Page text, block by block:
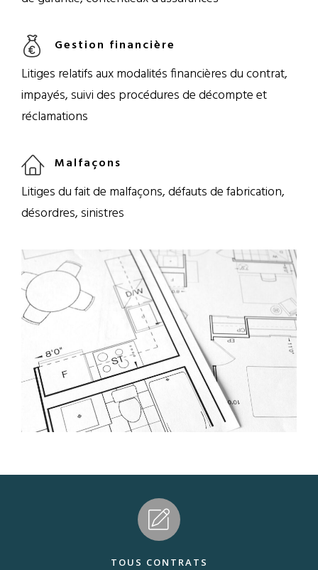
Gestion financière
Litiges relatifs aux modalités financières du contrat,
impayés, suivi des procédures de décompte et
réclamations
Malfaçons
Litiges du fait de malfaçons, défauts de fabrication,
désordres, sinistres
TOUS CONTRATS